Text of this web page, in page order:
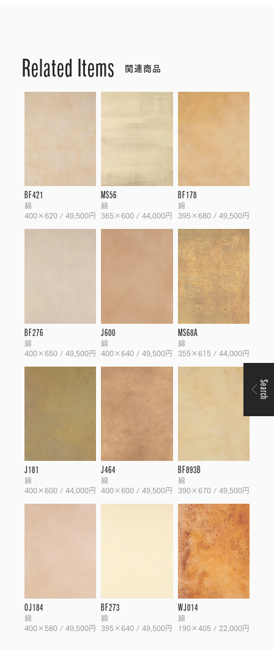
Related Items 関連商品
BF421
綿
400×620 / 49,500円
MS56
綿
365×600 / 44,000円
BF178
綿
395×680 / 49,500円
BF276
綿
400×650 / 49,500円
J600
綿
400×640 / 49,500円
MS68A
綿
355×615 / 44,000円
J181
綿
400×600 / 44,000円
J464
綿
400×600 / 49,500円
BF893B
綿
390×670 / 49,500円
OJ184
綿
400×580 / 49,500円
BF273
綿
395×640 / 49,500円
WJ014
綿
190×405 / 22,000円
Search